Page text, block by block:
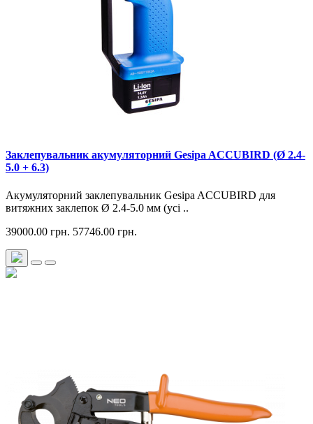
Заклепувальник акумуляторний Gesipa ACCUBIRD (Ø 2.4-
5.0 + 6.3)
Акумуляторний заклепувальник Gesipa ACCUBIRD для
витяжних заклепок Ø 2.4-5.0 мм (усі ..
39000.00 грн. 57746.00 грн.